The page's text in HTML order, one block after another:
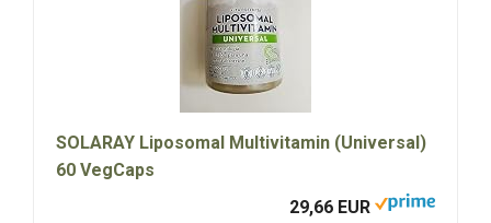
SOLARAY Liposomal Multivitamin (Universal)
60 VegCaps
29,66 EUR